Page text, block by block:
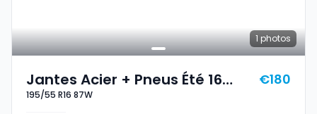
1 photos
Jantes Acier + Pneus Été 16
195/55 R16 87W
195/55 R16 87W
€180